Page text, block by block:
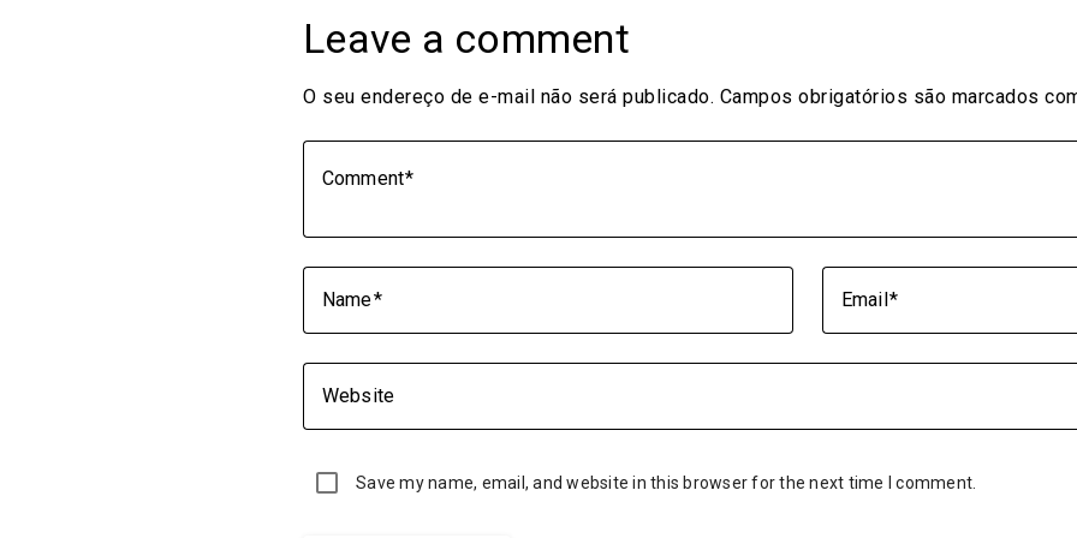
Leave a comment
O seu endereço de e-mail não será publicado. Campos obrigatórios são marcados
Comment
Name Email
Website
Save my name, email, and website in this browser for the next time I comment.